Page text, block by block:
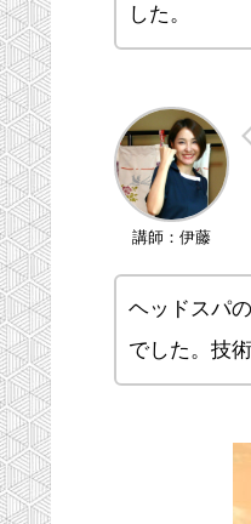
した。
講師：伊藤
ヘッドスパ
でした。技